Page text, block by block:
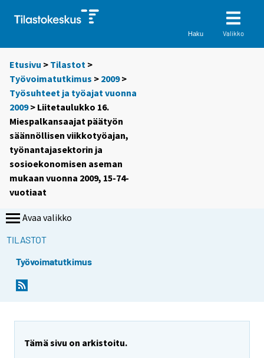
Haku Valikko
Etusivu > Tilastot >
Työvoimatutkimus > 2009>
Työsuhteet ja työajat vuonna
2009> Liitetaulukko 16.
Miespalkansaajat päätyön
säännöllisen viikkotyöajan,
työnantajasektorin ja
sosioekonomisen aseman
mukaan vuonna 2009, 15-74-
vuotiaat
Avaa valikko
TILASTOT
Työvoimatutkimus
Tämä sivu on arkistoitu.